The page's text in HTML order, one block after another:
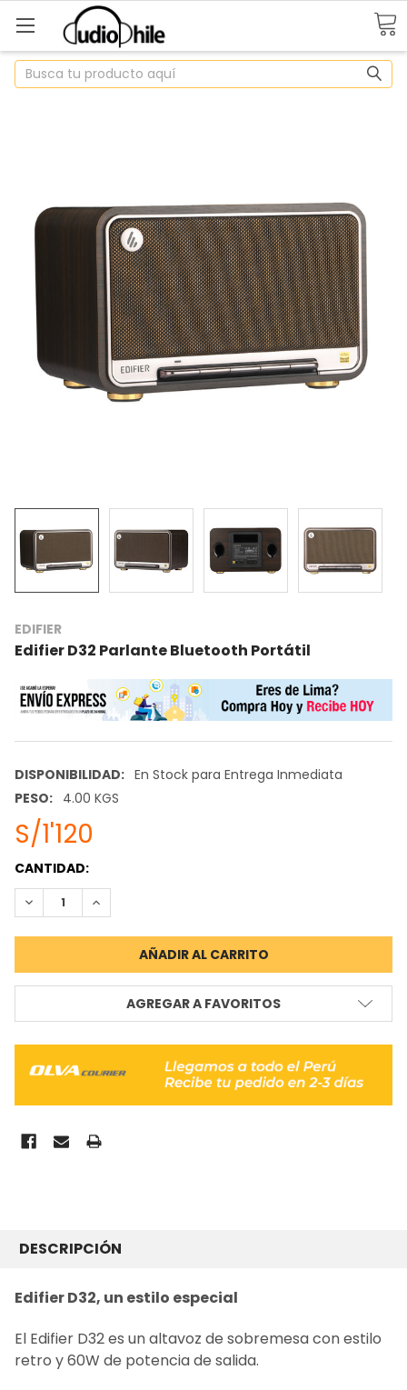
Buscar
EDIFIER
Edifier D32 Parlante Bluetooth Portátil
DISPONIBILIDAD: En Stock para Entrega Inmediata
PESO: 4.00 KGS
S/1'120
STOCK
ACTUAL:
CANTIDAD:
REDUCIR CANTIDAD:INCREMENTAR CANTIDAD:
AGREGAR A FAVORITOS
JUNTOS
TODO
DESCRIPCIÓN
Edifier D32, un estilo especial
El Edifier D32 es un altavoz de sobremesa con estilo
retro y 60W de potencia de salida.